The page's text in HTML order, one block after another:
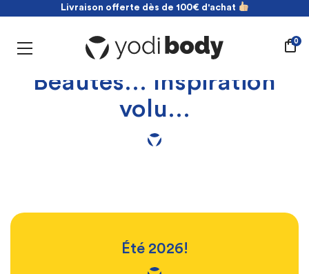
Livraison offerte dès de 100€ d'achat
Livraison offerte dès de 100€ d'achat
0
Beautés… Inspiration
volu…
Été 2026!